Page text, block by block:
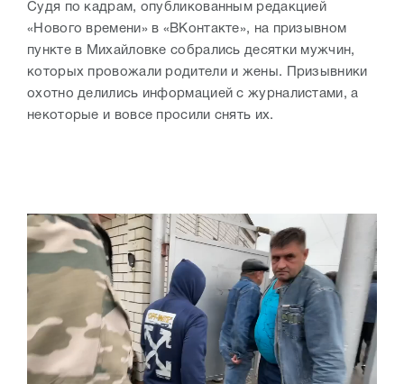
Судя по кадрам, опубликованным редакцией
«Нового времени» в «ВКонтакте», на призывном
пункте в Михайловке собрались десятки мужчин,
которых провожали родители и жены. Призывники
охотно делились информацией с журналистами, а
некоторые и вовсе просили снять их.